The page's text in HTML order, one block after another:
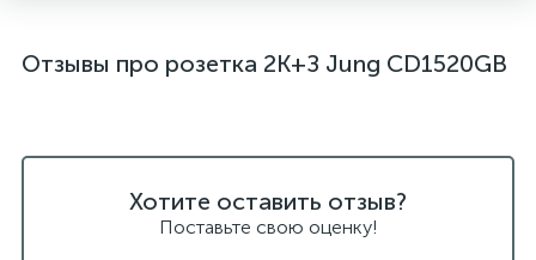
Отзывы про розетка 2K+З Jung CD1520GB
Хотите оставить отзыв?
Поставьте свою оценку!